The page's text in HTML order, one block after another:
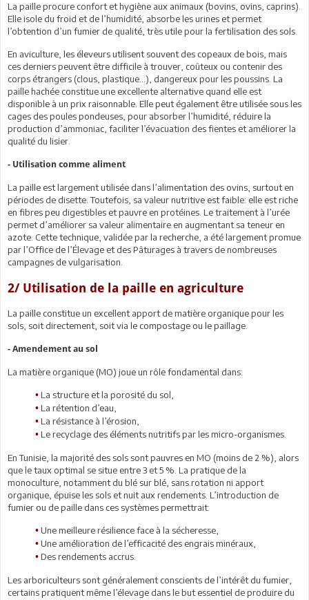
La paille procure confort et hygiène aux animaux (bovins, ovins, caprins).
Elle isole du froid et de l’humidité, absorbe les urines et permet
l’obtention d’un fumier de qualité, très utile pour la fertilisation des sols.
En aviculture, les éleveurs utilisent souvent des copeaux de bois, mais
ces derniers peuvent être difficile à trouver, coûteux ou contenir des
corps étrangers (clous, plastique…), dangereux pour les poussins. La
paille hachée constitue une excellente alternative quand elle est
disponible à un prix raisonnable. Elle peut également être utilisée sous les
cages des poules pondeuses, pour absorber l’humidité, réduire la
production d’ammoniac, faciliter l’évacuation des fientes et améliorer la
qualité du lisier.
- Utilisation comme aliment
La paille est largement utilisée dans l’alimentation des ovins, surtout en
périodes de disette. Toutefois, sa valeur nutritive est faible: elle est riche
en fibres peu digestibles et pauvre en protéines. Le traitement à l’urée
permet d’améliorer sa valeur alimentaire en augmentant sa teneur en
azote. Cette technique, validée par la recherche, a été largement promue
par l’Office de l’Élevage et des Pâturages à travers de nombreuses
campagnes de vulgarisation.
2/ Utilisation de la paille en agriculture
La paille constitue un excellent apport de matière organique pour les
sols, soit directement, soit via le compostage ou le paillage.
- Amendement au sol
La matière organique (MO) joue un rôle fondamental dans:
• La structure et la porosité du sol,
• La rétention d’eau,
• La résistance à l’érosion,
• Le recyclage des éléments nutritifs par les micro-organismes.
En Tunisie, la majorité des sols sont pauvres en MO (moins de 2 %), alors
que le taux optimal se situe entre 3 et 5 %. La pratique de la
monoculture, notamment du blé sur blé, sans rotation ni apport
organique, épuise les sols et nuit aux rendements. L’introduction de
fumier ou de paille dans ces systèmes permettrait:
• Une meilleure résilience face à la sécheresse,
• Une amélioration de l’efficacité des engrais minéraux,
• Des rendements accrus.
Les arboriculteurs sont généralement conscients de l’intérêt du fumier,
certains pratiquent même l’élevage dans le but essentiel de produire du